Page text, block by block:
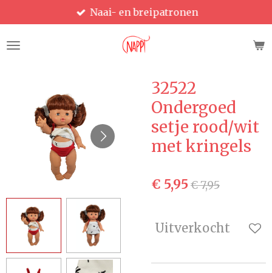
direct
naar
Naai- en breipatronen
32522
Ondergoed
setje rood/wit
met kringels
€ 5,95 € 7,95
Uitverkocht